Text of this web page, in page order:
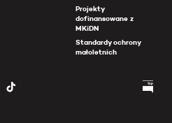
Projekty
dofinansowane z
MKiDN
Standardy ochrony
małoletnich